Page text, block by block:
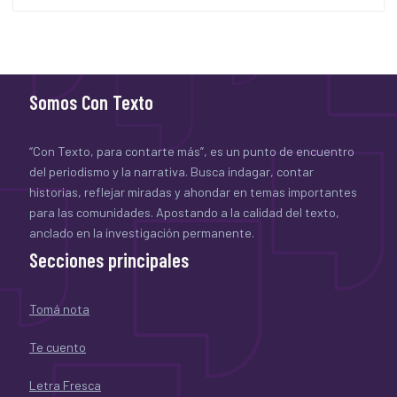
Somos Con Texto
“Con Texto, para contarte más”, es un punto de encuentro
del periodismo y la narrativa. Busca indagar, contar
historias, reflejar miradas y ahondar en temas importantes
para las comunidades. Apostando a la calidad del texto,
anclado en la investigación permanente.
Secciones principales
Tomá nota
Te cuento
Letra Fresca